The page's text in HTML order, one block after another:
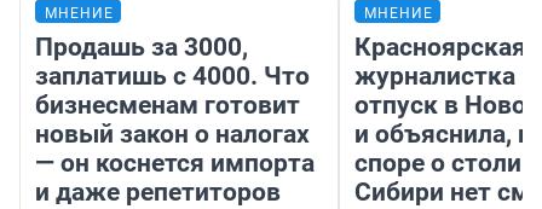
МНЕНИЕ
Продашь за 3000,
заплатишь с 4000. Что
бизнесменам готовит
новый закон о налогах
— он коснется импорта
и даже репетиторов
МНЕНИЕ
Красноярская
журналистка
отпуск в
и объяснила,
споре о
Сибири нет